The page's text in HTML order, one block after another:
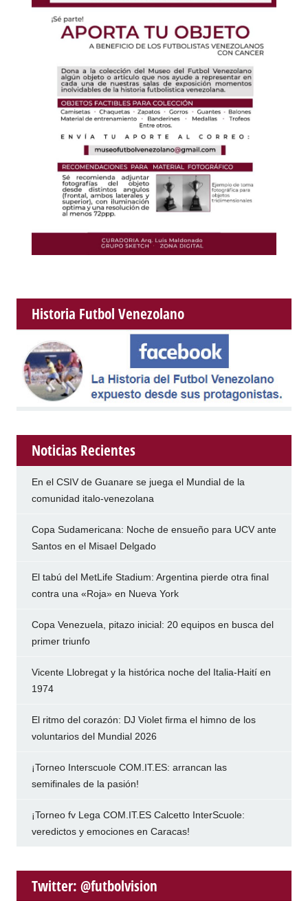
Historia Futbol Venezolano
Noticias Recientes
En el CSIV de Guanare se juega el Mundial de la
comunidad italo-venezolana
Copa Sudamericana: Noche de ensueño para UCV ante
Santos en el Misael Delgado
El tabú del MetLife Stadium: Argentina pierde otra final
contra una «Roja» en Nueva York
Copa Venezuela, pitazo inicial: 20 equipos en busca del
primer triunfo
Vicente Llobregat y la histórica noche del Italia-Haití en
1974
El ritmo del corazón: DJ Violet firma el himno de los
voluntarios del Mundial 2026
¡Torneo Interscuole COM.IT.ES: arrancan las
semifinales de la pasión!
¡Torneo fv Lega COM.IT.ES Calcetto InterScuole:
veredictos y emociones en Caracas!
Twitter: @futbolvision